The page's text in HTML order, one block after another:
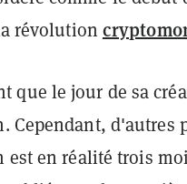
révolution
que le jour de sa
Cependant, d'autres
en réalité trois